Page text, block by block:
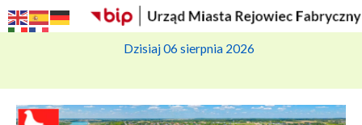
Dzisiaj 06 sierpnia 2026